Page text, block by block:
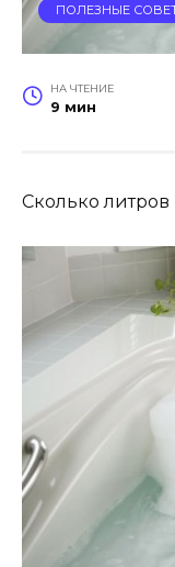
ПОЛЕЗНЫЕ
НА ЧТЕНИЕ
9 мин
Сколько литров